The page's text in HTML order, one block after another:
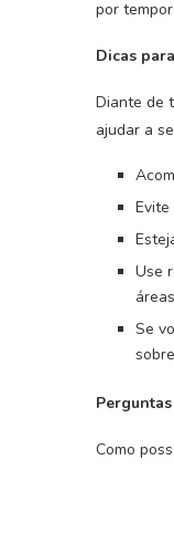
por
Dicas
Diante de
ajudar a
Use
Se
Como